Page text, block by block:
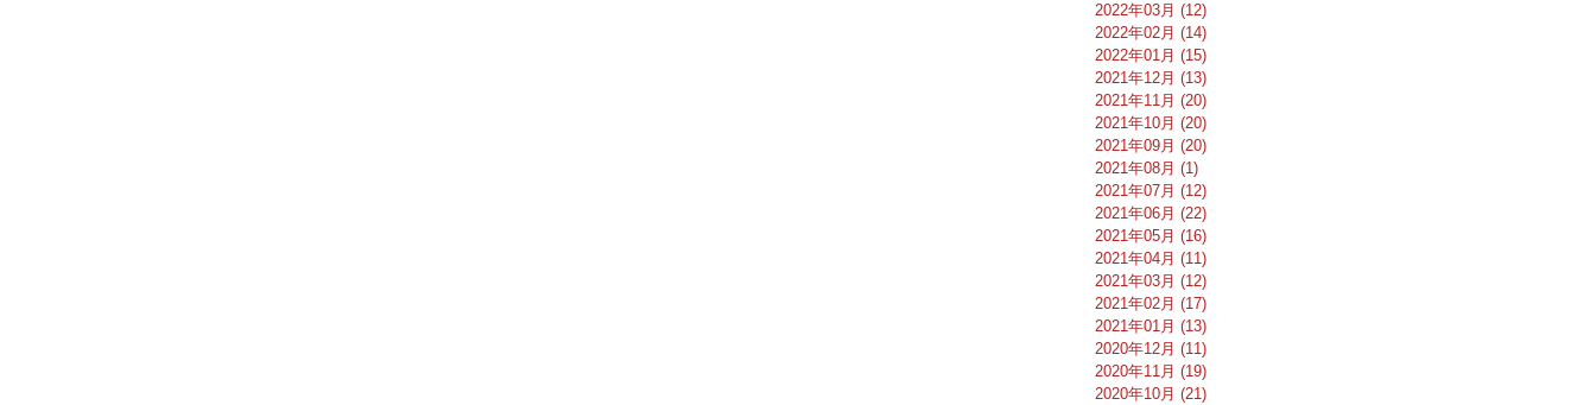
2022年03月 (12)
2022年02月 (14)
2022年01月 (15)
2021年12月 (13)
2021年11月 (20)
2021年10月 (20)
2021年09月 (20)
2021年08月 (1)
2021年07月 (12)
2021年06月 (22)
2021年05月 (16)
2021年04月 (11)
2021年03月 (12)
2021年02月 (17)
2021年01月 (13)
2020年12月 (11)
2020年11月 (19)
2020年10月 (21)